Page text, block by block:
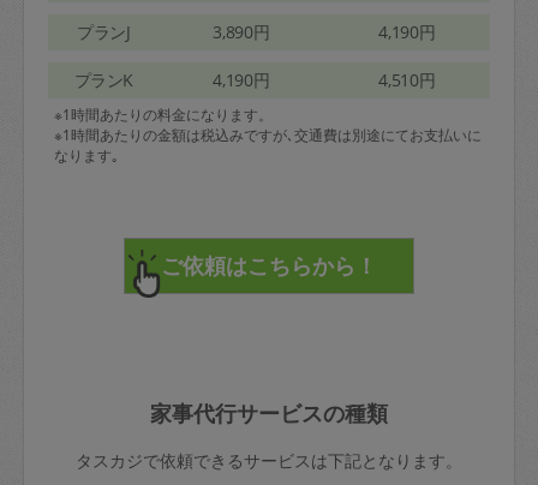
プランJ 3,890円 4,190円
プランK 4,190円 4,510円
※1時間あたりの料金になります。
※1時間あたりの金額は税込みですが､交通費は別途にてお支払いに
なります｡
家事代行サービスの種類
タスカジで依頼できるサービスは下記となります。